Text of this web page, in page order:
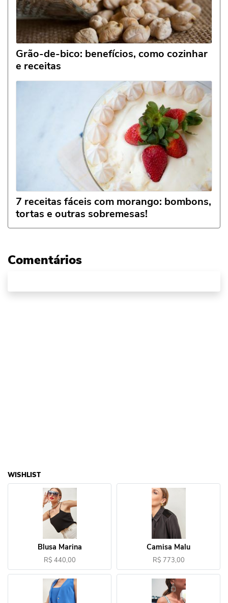
Grão-de-bico: benefícios, como cozinhar
e receitas
7 receitas fáceis com morango: bombons,
tortas e outras sobremesas!
Comentários
WISHLIST
Blusa Marina
R$ 440,00
Camisa Malu
R$ 773,00